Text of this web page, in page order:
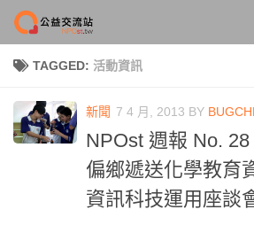
Skip to content
TAGGED: 活動資訊
新聞 7 4 月, 2013 BY
NPOst 週報 No.
偏鄉遞送化學教育
資訊科技運用座談